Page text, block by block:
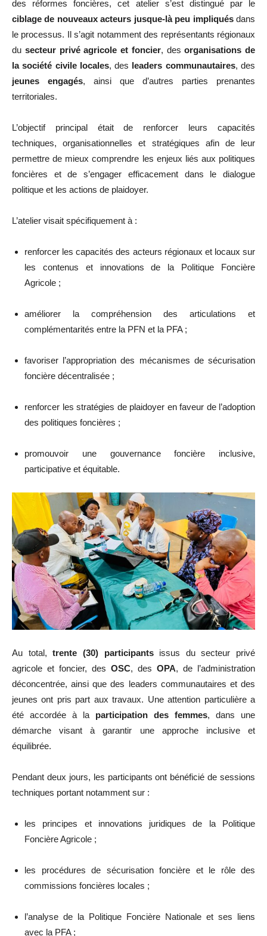
des réformes foncières, cet atelier s’est distingué par le
ciblage de nouveaux acteurs jusque-là peu impliquésdans
le processus. Il s’agit notamment des représentants régionaux
du secteur privé agricole et foncier, desorganisations de
la société civile locales, des leaders communautaires, des
jeunes engagés, ainsi que d’autres parties prenantes
territoriales.
L’objectif principal était de renforcer leurs capacités
techniques, organisationnelles et stratégiques afin de leur
permettre de mieux comprendre les enjeux liés aux politiques
foncières et de s’engager efficacement dans le dialogue
politique et les actions de plaidoyer.
L’atelier visait spécifiquement à :
renforcer les capacités des acteurs régionaux et locaux sur
les contenus et innovations de la Politique Foncière
Agricole ;
améliorer la compréhension des articulations et
complémentarités entre la PFN et la PFA ;
favoriser l’appropriation des mécanismes de sécurisation
foncière décentralisée ;
renforcer les stratégies de plaidoyer en faveur de l’adoption
des politiques foncières ;
promouvoir une gouvernance foncière inclusive,
participative et équitable.
Au total,trente (30) participantsissus du secteur privé
agricole et foncier, des OSC, des OPA, de l’administration
déconcentrée, ainsi que des leaders communautaires et des
jeunes ont pris part aux travaux. Une attention particulière a
été accordée à la participation des femmes, dans une
démarche visant à garantir une approche inclusive et
équilibrée.
Pendant deux jours, les participants ont bénéficié de sessions
techniques portant notamment sur :
les principes et innovations juridiques de la Politique
Foncière Agricole ;
les procédures de sécurisation foncière et le rôle des
commissions foncières locales ;
l’analyse de la Politique Foncière Nationale et ses liens
avec la PFA ;